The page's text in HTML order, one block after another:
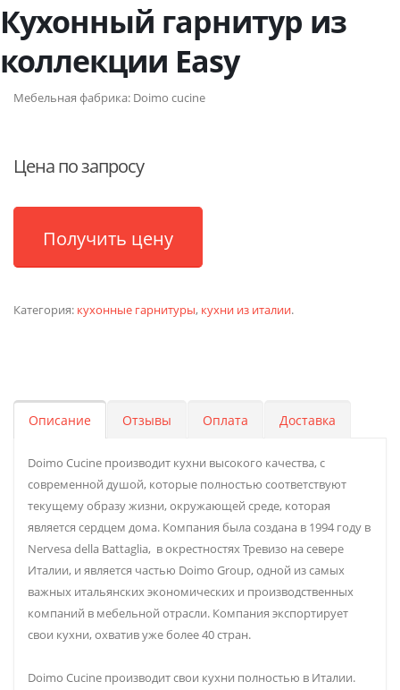
Кухонный гарнитур из
коллекции Easy
Мебельная фабрика: Doimo cucine
Цена по запросу
Получить цену
Категория: кухонные гарнитуры, кухни из италии.
Описание Отзывы Оплата Доставка
Doimo Cucine производит кухни высокого качества, с
современной душой, которые полностью соответствуют
текущему образу жизни, окружающей среде, которая
является сердцем дома. Компания была создана в 1994 году в
Nervesa della Battaglia, в окрестностях Тревизо на севере
Италии, и является частью Doimo Group, одной из самых
важных итальянских экономических и производственных
компаний в мебельной отрасли. Компания экспортирует
свои кухни, охватив уже более 40 стран.
Doimo Cucine производит свои кухни полностью в Италии.